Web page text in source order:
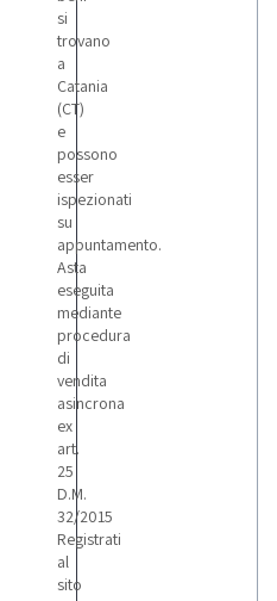
si
trovano
a
Catania
(CT)
e
possono
esser
ispezionati
su
appuntamento.
Asta
eseguita
mediante
procedura
di
vendita
asincrona
ex
art.
25
D.M.
32/2015
Registrati
al
sito